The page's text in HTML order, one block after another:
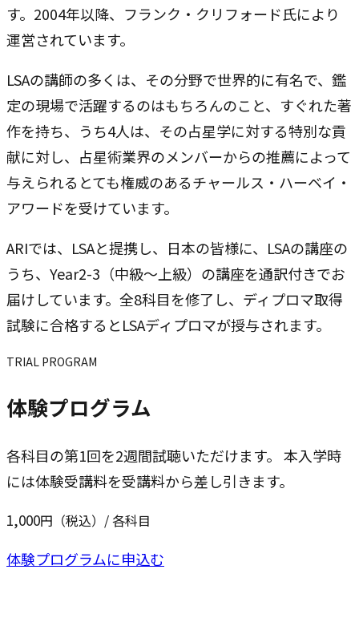
す。2004年以降、フランク・クリフォード氏により
運営されています。
LSAの講師の多くは、その分野で世界的に有名で、鑑
定の現場で活躍するのはもちろんのこと、すぐれた著
作を持ち、うち4人は、その占星学に対する特別な貢
献に対し、占星術業界のメンバーからの推薦によって
与えられるとても権威のあるチャールス・ハーベイ・
アワードを受けています。
ARIでは、LSAと提携し、日本の皆様に、LSAの講座の
うち、Year2-3（中級～上級）の講座を通訳付きでお
届けしています。全8科目を修了し、ディプロマ取得
試験に合格するとLSAディプロマが授与されます。
TRIAL PROGRAM
体験プログラム
各科目の第1回を2週間試聴いただけます。 本入学時
には体験受講料を受講料から差し引きます。
1,000円（税込）/ 各科目
体験プログラムに申込む